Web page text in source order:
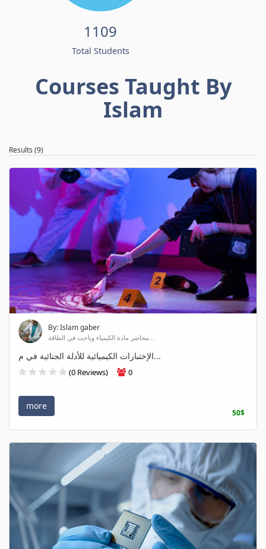
1109
Total Students
Courses Taught By
Islam
Results (9)
By: Islam gaber
محاضر مادة الكيمياء وباحث في الطاقة...
الإختبارات الكيميائية للأدلة الجنائية في م...
(0 Reviews) 0
more
50$